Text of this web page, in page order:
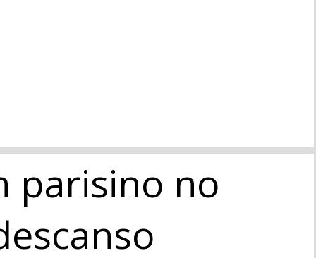
parisino no